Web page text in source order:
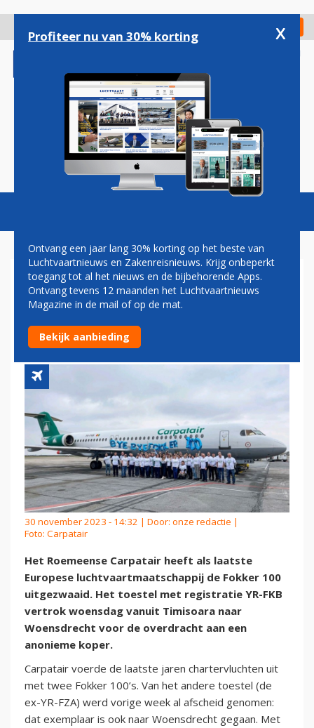
gaan
Check in
Magazine Podcasts Vacatures
LAATSTE EUROPESE
MAATSCHAPPIJ ZWAAIT
FOKKER 100 UIT
30 november 2023 - 14:32 | Door: onze redactie |
Foto: Carpatair
Het Roemeense Carpatair heeft als laatste
Europese luchtvaartmaatschappij de Fokker 100
uitgezwaaid. Het toestel met registratie YR-FKB
vertrok woensdag vanuit Timisoara naar
Woensdrecht voor de overdracht aan een
anonieme koper.
Carpatair voerde de laatste jaren chartervluchten uit
met twee Fokker 100’s. Van het andere toestel (de
ex-YR-FZA) werd vorige week al afscheid genomen:
dat exemplaar is ook naar Woensdrecht gegaan. Met
Profiteer nu van 30% korting x
Ontvang een jaar lang 30% korting op het beste van
Luchtvaartnieuws en Zakenreisnieuws. Krijg onbeperkt
toegang tot al het nieuws en de bijbehorende Apps.
Ontvang tevens 12 maanden het Luchtvaartnieuws
Magazine in de mail of op de mat.
Bekijk aanbieding